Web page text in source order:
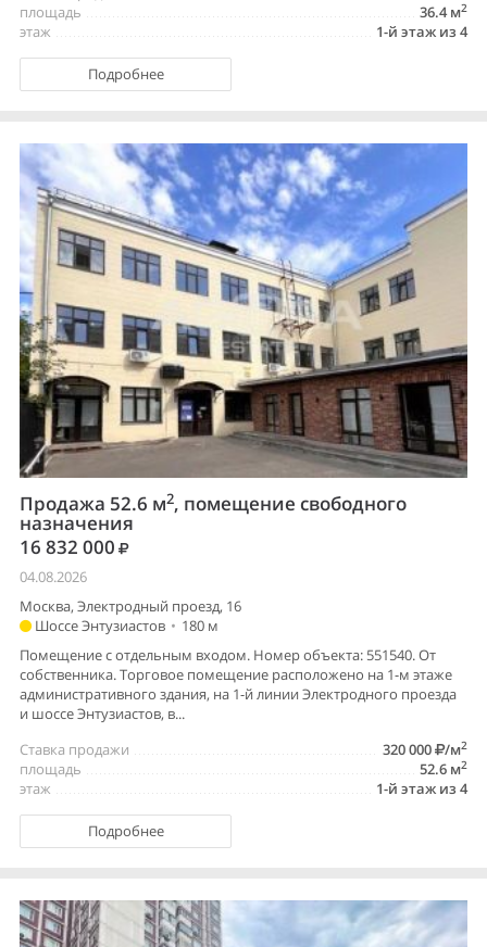
36.4 м2
площадь
1-й этаж из 4
этаж
Подробнее
Продажа 52.6 м2, помещение свободного
назначения
16 832 000
04.08.2026
Москва, Электродный проезд, 16
Шоссе Энтузиастов • 180 м
Помещение с отдельным входом. Номер объекта: 551540. От
собственника. Торговое помещение расположено на 1-м этаже
административного здания, на 1-й линии Электродного проезда
и шоссе Энтузиастов, в...
320 000
/м2
Ставка продажи
52.6 м2
площадь
1-й этаж из 4
этаж
Подробнее